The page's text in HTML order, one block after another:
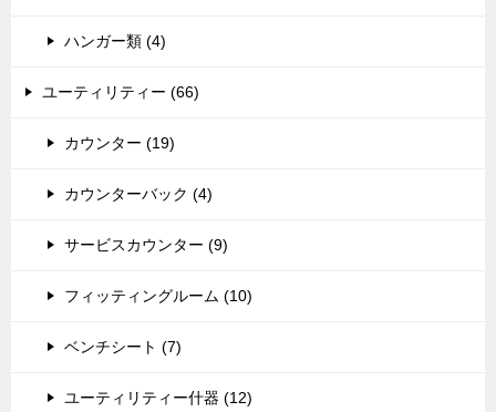
ハンガー類 (4)
ユーティリティー (66)
カウンター (19)
カウンターバック (4)
サービスカウンター (9)
フィッティングルーム (10)
ベンチシート (7)
ユーティリティー什器 (12)